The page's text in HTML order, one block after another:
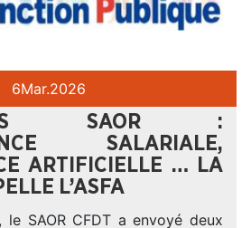
6Mar.2026
SAOR :
SALARIALE,
ARTIFICIELLE … LA
L’ASFA
le SAOR CFDT a envoyé deux